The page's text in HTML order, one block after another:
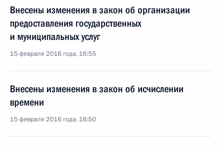
Внесены изменения в закон об организации
предоставления государственных
и муниципальных услуг
15 февраля 2016 года, 16:55
Внесены изменения в закон об исчислении
времени
15 февраля 2016 года, 16:50